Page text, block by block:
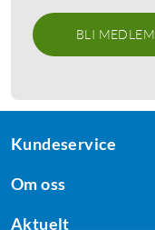
BLI MEDLEM
Kundeservice
Om oss
Aktuelt